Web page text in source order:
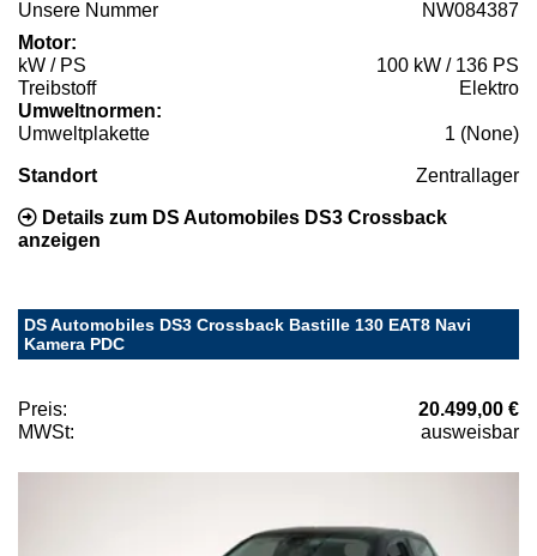
Unsere Nummer
NW084387
Motor:
kW / PS
100 kW / 136 PS
Treibstoff
Elektro
Umweltnormen:
Umweltplakette
1 (None)
Standort Zentrallager
Details zum DS Automobiles DS3 Crossback
anzeigen
DS Automobiles DS3 Crossback Bastille 130 EAT8 Navi
Kamera PDC
Preis:
20.499,00 €
MWSt:
ausweisbar